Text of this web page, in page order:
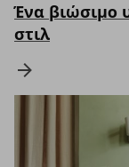
Ένα βιώσιμο
στιλ